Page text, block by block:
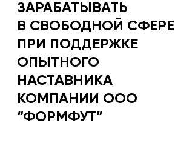
ЗАРАБАТЫВАТЬ
В СВОБОДНОЙ СФЕРЕ
ПРИ ПОДДЕРЖКЕ
ОПЫТНОГО
НАСТАВНИКА
КОМПАНИИ ООО
“ФОРМФУТ”